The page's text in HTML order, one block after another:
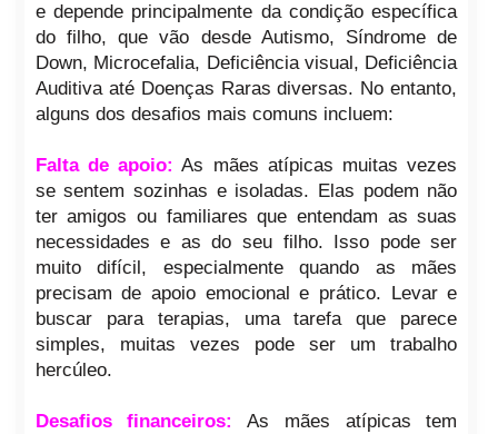
e depende principalmente da condição específica
do filho, que vão desde Autismo, Síndrome de
Down, Microcefalia, Deficiência visual, Deficiência
Auditiva até Doenças Raras diversas. No entanto,
alguns dos desafios mais comuns incluem:
Falta de apoio: As mães atípicas muitas vezes
se sentem sozinhas e isoladas. Elas podem não
ter amigos ou familiares que entendam as suas
necessidades e as do seu filho. Isso pode ser
muito difícil, especialmente quando as mães
precisam de apoio emocional e prático. Levar e
buscar para terapias, uma tarefa que parece
simples, muitas vezes pode ser um trabalho
hercúleo.
Desafios financeiros:
As mães atípicas tem